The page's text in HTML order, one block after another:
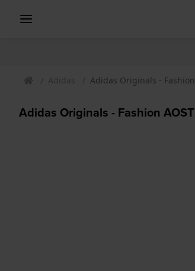
Adidas Adidas Originals -
Adidas Originals - Fashion